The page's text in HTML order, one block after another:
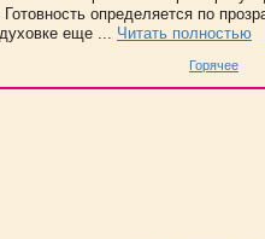
определяется по
еще ... Читать полностью
Горячее